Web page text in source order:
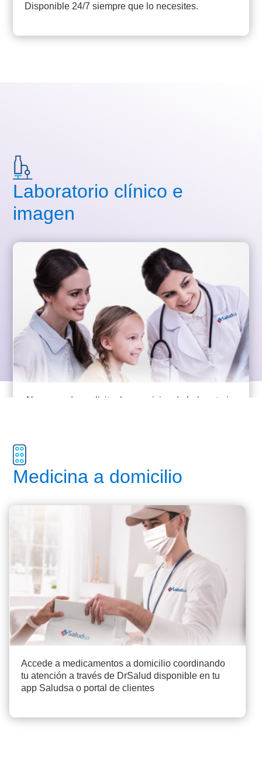
Disponible 24/7 siempre que lo necesites.​
Laboratorio clínico e
imagen
Ahora puedes solicitar los servicios de Laboratorio
Medicina a domicilio
Accede a medicamentos a domicilio coordinando
tu atención a través de DrSalud disponible en tu
app Saludsa o portal de clientes